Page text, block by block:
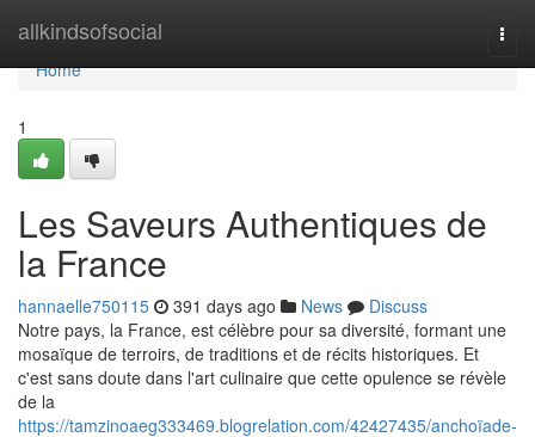
allkindsofsocial
Home
Home
1
Les Saveurs Authentiques de
la France
hannaelle750115 391 days ago News
Discuss
Notre pays, la France, est célèbre pour sa diversité, formant une
mosaïque de terroirs, de traditions et de récits historiques. Et
c'est sans doute dans l'art culinaire que cette opulence se révèle
de la
https://tamzinoaeg333469.blogrelation.com/42427435/anchoïade-